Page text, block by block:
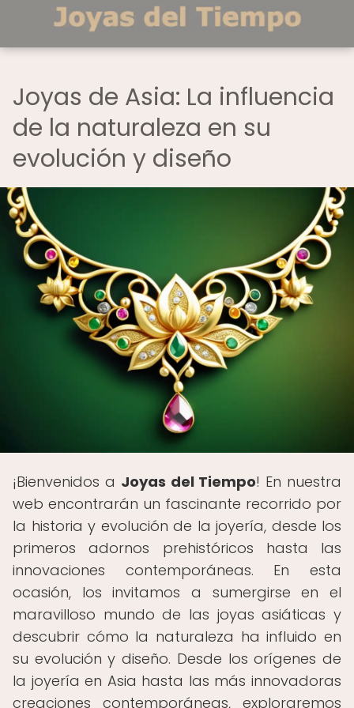
Joyas de Asia: La influencia
de la naturaleza en su
evolución y diseño
¡Bienvenidos a Joyas del Tiempo! En nuestra
web encontrarán un fascinante recorrido por
la historia y evolución de la joyería, desde los
primeros adornos prehistóricos hasta las
innovaciones contemporáneas. En esta
ocasión, los invitamos a sumergirse en el
maravilloso mundo de las joyas asiáticas y
descubrir cómo la naturaleza ha influido en
su evolución y diseño. Desde los orígenes de
la joyería en Asia hasta las más innovadoras
creaciones contemporáneas, exploraremos